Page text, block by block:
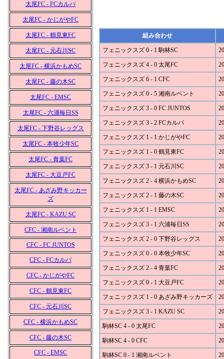
太尾FC - FCカルパ
太尾FC - かじがやFC
太尾FC - 鶴見東FC
太尾FC - 元石川SC
太尾FC - 横浜かもめSC
太尾FC - 藤の木SC
太尾FC - EMSC
太尾FC - 六浦毎日SS
太尾FC - 下野谷レッグス
太尾FC - 本牧少年SC
太尾FC - 青葉FC
太尾FC - 大豆戸FC
太尾FC - あざみ野キッカー
ズ
太尾FC - KAZU SC
CFC - 湘南ルベント
CFC - FC JUNTOS
CFC - FCカルパ
CFC - かじがやFC
CFC - 鶴見東FC
CFC - 元石川SC
CFC - 横浜かもめSC
CFC - 藤の木SC
CFC - EMSC
組み合わせ
フェニックスズ 0 - 1 駒林SC
フェニックスズ 4 - 0 太尾FC
フェニックスズ 6 - 1 CFC
フェニックスズ 0 - 5 湘南ルベント
フェニックスズ 3 - 0 FC JUNTOS
フェニックスズ 3 - 2 FCカルパ
フェニックスズ 1 - 1 かじがやFC
フェニックスズ 1 - 0 鶴見東FC
フェニックスズ 3 - 1 元石川SC
フェニックスズ 2 - 4 横浜かもめSC
フェニックスズ 2 - 1 藤の木SC
フェニックスズ 1 - 1 EMSC
フェニックスズ 3 - 1 六浦毎日SS
フェニックスズ 2 - 0 下野谷レッグス
フェニックスズ 0 - 0 本牧少年SC
フェニックスズ 2 - 4 青葉FC
フェニックスズ 0 - 1 大豆戸FC
フェニックスズ 1 - 0 あざみ野キッカーズ
フェニックスズ 3 - 1 KAZU SC
駒林SC 4 - 0 太尾FC
駒林SC 4 - 0 CFC
駒林SC 0 - 1 湘南ルベント